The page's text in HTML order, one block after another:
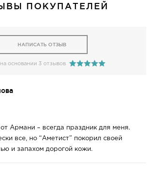
ПОКУПАТЕЛЕЙ
НАПИСАТЬ ОТЗЫВ
основании 3 отзывов
Армани – всегда праздник для меня.
все, но “Аметист” покорил своей
и запахом дорогой кожи.